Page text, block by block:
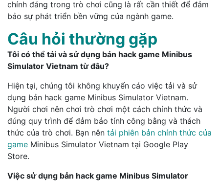
chính đáng trong trò chơi cũng là rất cần thiết để đảm
bảo sự phát triển bền vững của ngành game.
Câu hỏi thường gặp
Tôi có thể tải và sử dụng bản hack game Minibus
Simulator Vietnam từ đâu?
Hiện tại, chúng tôi không khuyến cáo việc tải và sử
dụng bản hack game Minibus Simulator Vietnam.
Người chơi nên chơi trò chơi một cách chính thức và
đúng quy trình để đảm bảo tính công bằng và thách
thức của trò chơi. Bạn nên tải phiên bản chính thức của
game Minibus Simulator Vietnam tại Google Play
Store.
Việc sử dụng bản hack game Minibus Simulator